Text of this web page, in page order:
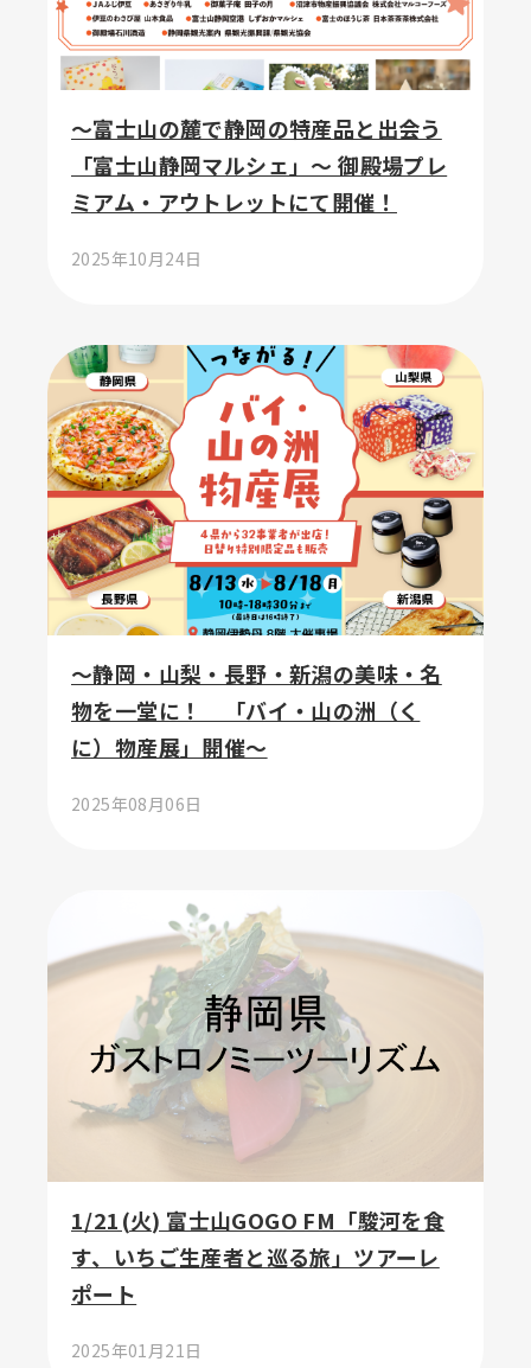
～富士山の麓で静岡の特産品と出会う
「富士山静岡マルシェ」～ 御殿場プレ
ミアム・アウトレットにて開催！
2025年10月24日
～静岡・山梨・長野・新潟の美味・名
物を一堂に！ 「バイ・山の洲（く
に）物産展」開催～
2025年08月06日
1/21(火) 富士山GOGO FM「駿河を食
す、いちご生産者と巡る旅」ツアーレ
ポート
2025年01月21日